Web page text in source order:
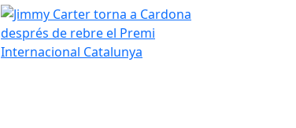
Jimmy Carter torna a Cardona després de rebre